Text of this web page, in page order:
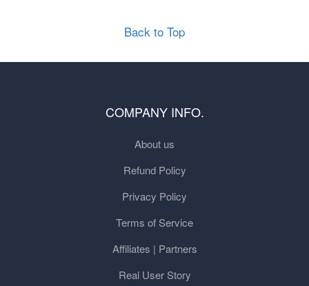
Back to Top
COMPANY INFO.
About us
Refund Policy
Privacy Policy
Terms of Service
Affiliates | Partners
Real User Story